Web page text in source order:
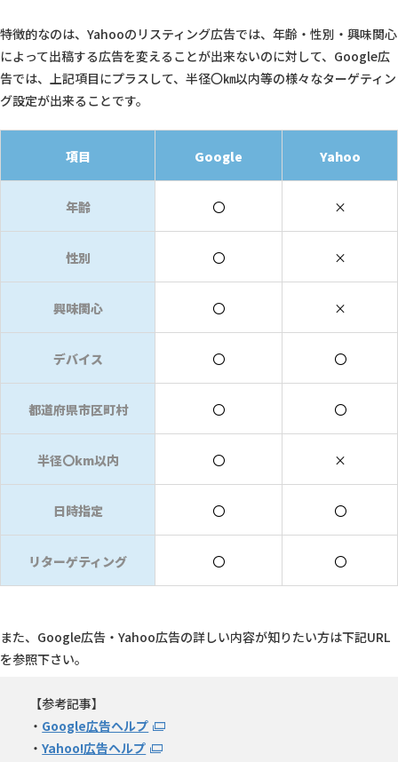
特徴的なのは、Yahooのリスティング広告では、年齢・性別・興味関心
によって出稿する広告を変えることが出来ないのに対して、Google広
告では、上記項目にプラスして、半径〇㎞以内等の様々なターゲティン
グ設定が出来ることです。
項目 Google Yahoo
年齢 〇 ×
性別 〇 ×
興味関心 〇 ×
デバイス 〇 〇
都道府県市区町村 〇 〇
半径〇km以内 〇 ×
日時指定 〇 〇
リターゲティング 〇 〇
また、Google広告・Yahoo広告の詳しい内容が知りたい方は下記URL
を参照下さい。
【参考記事】
・ Google広告ヘルプ
・Yahoo!広告ヘルプ